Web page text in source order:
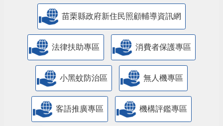
苗栗縣政府新住民照顧輔導資訊網
法律扶助專區 消費者保護專區
小黑蚊防治區 無人機專區
客語推廣專區 機構評鑑專區